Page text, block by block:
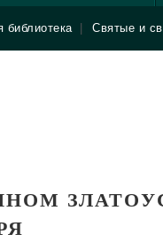
библиотека Святые и